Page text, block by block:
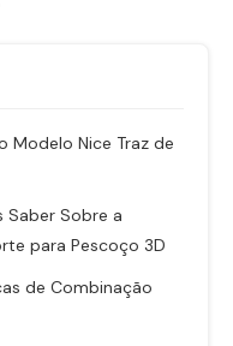
Modelo Nice Traz de
Saber Sobre a
para Pescoço 3D
de Combinação